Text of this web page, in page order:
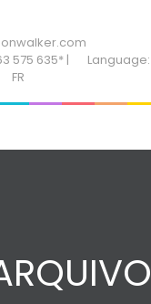
575 635* |
Language:
FR